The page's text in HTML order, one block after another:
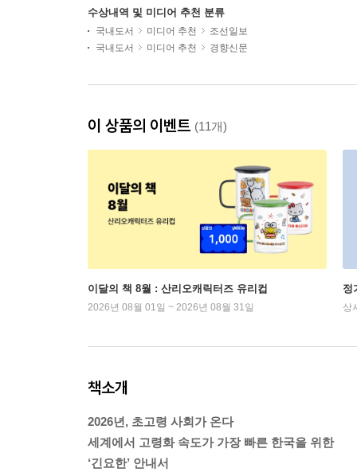
수상내역 및 미디어 추천 분류
국내도서 미디어 추천
조선일보
국내도서
미디어 추천 경향신문
이 상품의 이벤트 (11개)
이달의 책 8월 : 산리오캐릭터즈 유리컵
2026년 08월 01일 ~ 2026년 08월 31일
정
상
책소개
2026년, 초고령 사회가 온다
세계에서 고령화 속도가 가장 빠른 한국을 위한
‘긴요한’ 안내서